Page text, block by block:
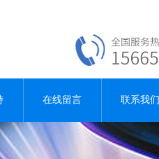
在线留言 联系我们